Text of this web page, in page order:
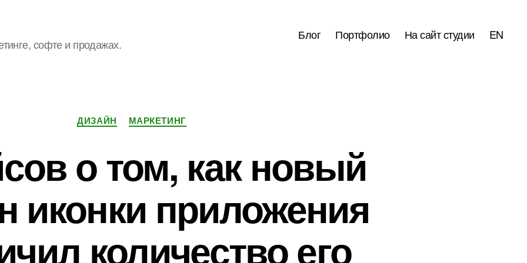
софте и продажах.
Блог Портфолио На сайт студии EN
Рубрики
ДИЗАЙН МАРКЕТИНГ
о том, как новый
иконки приложения
количество его